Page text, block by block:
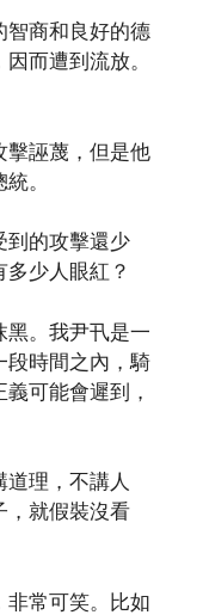
智商和良好的德
而遭到流放。
擊誣蔑，但是他
。
到的攻擊還少
少人眼紅？
黑。我尹卂是一
段時間之內，騎
可能會遲到，
理，不講人
，就假裝沒看
非常可笑。比如